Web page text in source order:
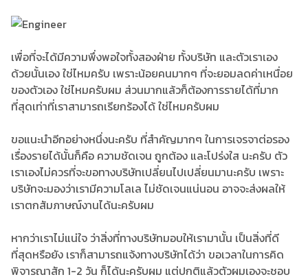
เพื่อที่จะได้มีความพึ่งพอใจทั้งสองฝ่าย ทั้งบริษัท และตัวเราเอง
ด้วยนั้นเอง ใช่ไหมครับ เพราะน้อยคนมากๆ ที่จะยอมลดค่าเหนื่อย
ของตัวเอง ใช่ไหมครับผม ส่วนมากแล้วก็ต้องการรายได้ที่มาก
ที่สุดเท่าที่เราสามารถเรียกร้องได้ ใช่ไหมครับผม
ขอแนะนำอีกอย่างหนึ่งนะครับ ที่สำคัญมากๆ ในการเจรจาต่อรอง
เรื่องรายได้นั้นก็คือ ความชัดเจน ถูกต้อง และโปร่งใส นะครับ ตัว
เราเองไม่ควรที่จะขอทางบริษัทเปลี่ยนไปเปลี่ยนมานะครับ เพราะ
บริษัทจะมองว่าเรามีความโลเล ไม่ชัดเจนแน่นอน อาจจะส่งผลให้
เราตกสัมภาษณ์งานได้นะครับผม
หากว่าเราไม่แน่ใจ ว่าสิ่งที่ทางบริษัทมอบให้เรามานั้น เป็นสิ่งที่ดี
ที่สุดหรือยัง เราก็สามารถแจ้งทางบริษัทได้ว่า ขอเวลาในการคิด
พิจารณาสัก 1-2 วัน ก็ได้นะครับผม แต่ปกติแล้วตัวผมเองจะชอบ